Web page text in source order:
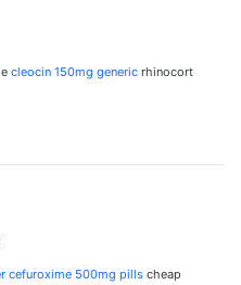
cleocin 150mg generic rhinocort
cefuroxime 500mg pills cheap